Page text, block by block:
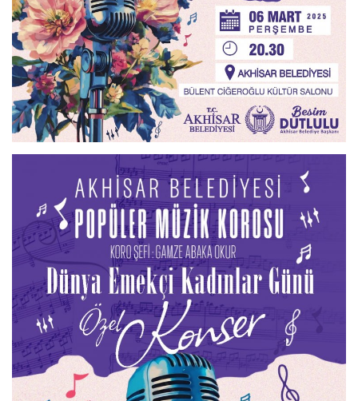
Sağlık
Kültür Sanat
Güncel
Künye
Ekonomi
Galeri